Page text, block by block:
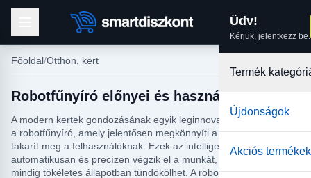
Üdv!
Kérjük, jelentkezz be.
Termék
Újdonságok
Akciós termékek
Főoldal Otthon, kert
Robotfűnyíró előnyei és használata
A modern kertek gondozásának egyik leginnovatívabb megoldása
a robotfűnyíró, amely jelentősen megkönnyíti a fűnyírást és időt
takarít meg a felhasználóknak. Ezek az intelligens eszközök
automatikusan és precízen végzik el a munkát, így a pázsit
mindig tökéletes állapotban tündökölhet. A robotfűnyírók